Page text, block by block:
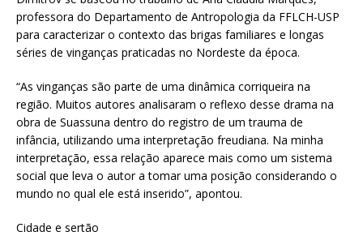
professora do Departamento de Antropologia da FFLCH-USP
para caracterizar o contexto das brigas familiares e longas
séries de vinganças praticadas no Nordeste da época.
“As vinganças são parte de uma dinâmica corriqueira na
região. Muitos autores analisaram o reflexo desse drama na
obra de Suassuna dentro do registro de um trauma de
infância, utilizando uma interpretação freudiana. Na minha
interpretação, essa relação aparece mais como um sistema
social que leva o autor a tomar uma posição considerando o
mundo no qual ele está inserido”, apontou.
Cidade e sertão